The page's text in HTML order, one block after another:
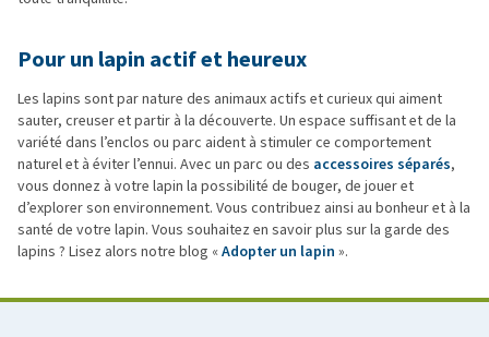
Pour un lapin actif et heureux
Les lapins sont par nature des animaux actifs et curieux qui aiment
sauter, creuser et partir à la découverte. Un espace suffisant et de la
variété dans l’enclos ou parc aident à stimuler ce comportement
naturel et à éviter l’ennui. Avec un parc ou des accessoires séparés,
vous donnez à votre lapin la possibilité de bouger, de jouer et
d’explorer son environnement. Vous contribuez ainsi au bonheur et à la
santé de votre lapin. Vous souhaitez en savoir plus sur la garde des
lapins ? Lisez alors notre blog «Adopter un lapin ».